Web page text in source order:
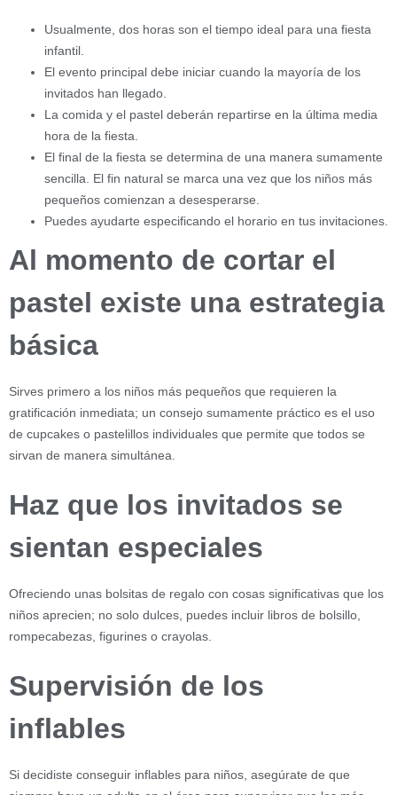
Usualmente, dos horas son el tiempo ideal para una fiesta
infantil.
El evento principal debe iniciar cuando la mayoría de los
invitados han llegado.
La comida y el pastel deberán repartirse en la última media
hora de la fiesta.
El final de la fiesta se determina de una manera sumamente
sencilla. El fin natural se marca una vez que los niños más
pequeños comienzan a desesperarse.
Puedes ayudarte especificando el horario en tus invitaciones.
Al momento de cortar el
pastel existe una estrategia
básica
Sirves primero a los niños más pequeños que requieren la
gratificación inmediata; un consejo sumamente práctico es el uso
de cupcakes o pastelillos individuales que permite que todos se
sirvan de manera simultánea.
Haz que los invitados se
sientan especiales
Ofreciendo unas bolsitas de regalo con cosas significativas que los
niños aprecien; no solo dulces, puedes incluir libros de bolsillo,
rompecabezas, figurines o crayolas.
Supervisión de los
inflables
Si decidiste conseguir inflables para niños, asegúrate de que